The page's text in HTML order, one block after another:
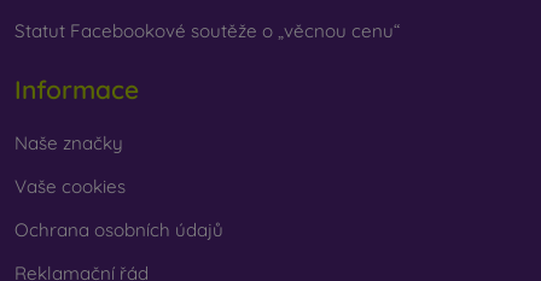
Statut Facebookové soutěže o „věcnou cenu“
Informace
Naše značky
Vaše cookies
Ochrana osobních údajů
Reklamační řád